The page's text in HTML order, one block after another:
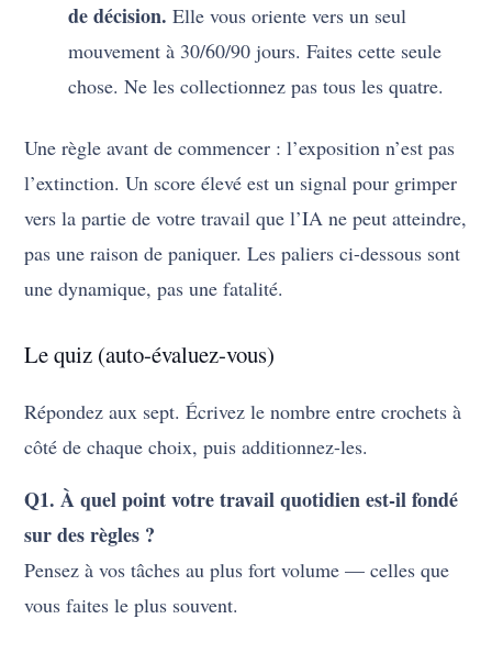
de décision. Elle vous oriente vers un seul
mouvement à 30/60/90 jours. Faites cette seule
chose. Ne les collectionnez pas tous les quatre.
Une règle avant de commencer : l’exposition n’est pas
l’extinction. Un score élevé est un signal pour grimper
vers la partie de votre travail que l’IA ne peut atteindre,
pas une raison de paniquer. Les paliers ci-dessous sont
une dynamique, pas une fatalité.
Le quiz (auto-évaluez-vous)
Répondez aux sept. Écrivez le nombre entre crochets à
côté de chaque choix, puis additionnez-les.
Q1. À quel point votre travail quotidien est-il fondé
sur des règles ?
Pensez à vos tâches au plus fort volume — celles que
vous faites le plus souvent.